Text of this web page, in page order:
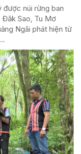
được núi rừng ban
Sao, Tu Mơ
Ngãi phát hiện từ